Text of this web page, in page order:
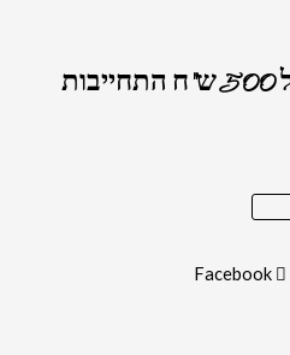
משלוח חינם בקנייה מעל 500 ש"ח התחייבות
Facebook